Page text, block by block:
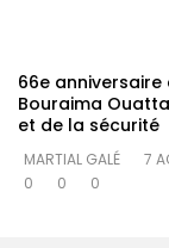
66e anniversaire
Bouraima
et de la sécurité
MARTIAL GALÉ
7
0
0 0